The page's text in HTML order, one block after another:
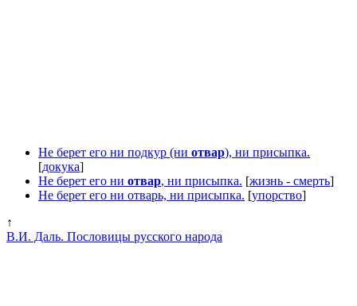
Не берет его ни подкур (ни отвар), ни присыпка.
[докука]
Не берет его ни отвар, ни присыпка. [жизнь - смерть]
Не берет его ни отварь, ни присыпка. [упорство]
↑
В.И. Даль. Пословицы русского народа